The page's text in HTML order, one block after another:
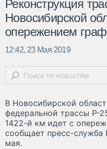
Реконструкция
Новосибирской
опережением
12:42, 23 Мая 2019
В Новосибирской
федеральной трассы Р-
1422-й км идет с
сообщает пресс-служба
мая.